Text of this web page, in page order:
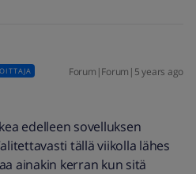
Forum|Forum|5 years ago
edelleen sovelluksen
tällä viikolla lähes
ainakin kerran kun sitä